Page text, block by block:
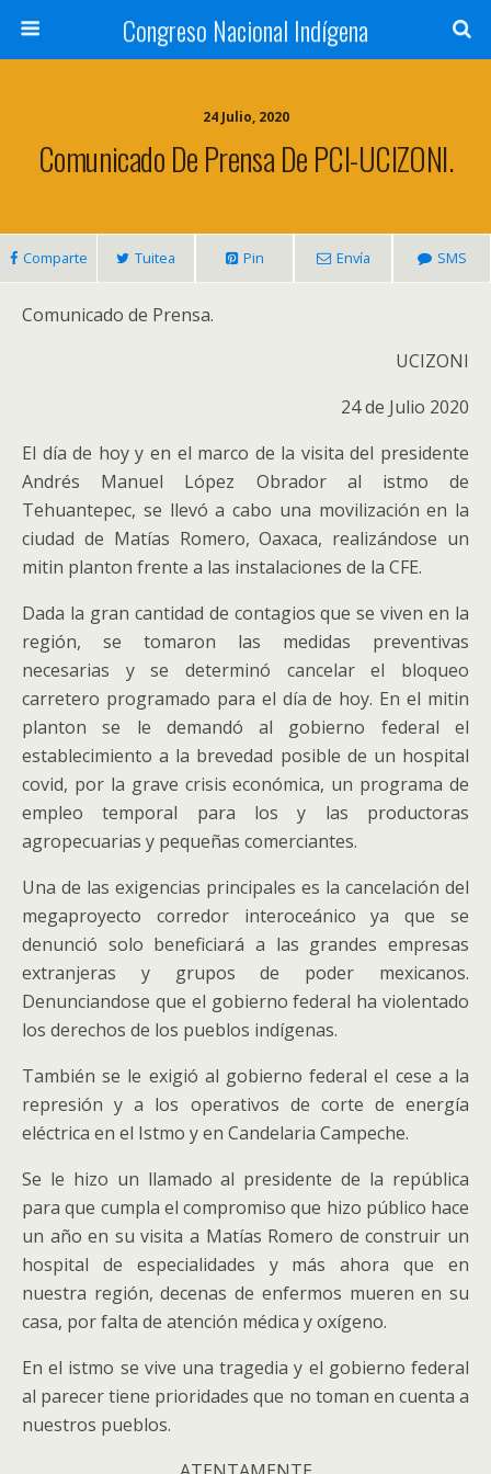
Congreso Nacional Indígena
24 Julio, 2020
Comunicado De Prensa De PCI-UCIZONI.
Comparte Tuitea Pin Envía SMS
Comunicado de Prensa.
UCIZONI
24 de Julio 2020
El día de hoy y en el marco de la visita del presidente
Andrés Manuel López Obrador al istmo de
Tehuantepec, se llevó a cabo una movilización en la
ciudad de Matías Romero, Oaxaca, realizándose un
mitin planton frente a las instalaciones de la CFE.
Dada la gran cantidad de contagios que se viven en la
región, se tomaron las medidas preventivas
necesarias y se determinó cancelar el bloqueo
carretero programado para el día de hoy. En el mitin
planton se le demandó al gobierno federal el
establecimiento a la brevedad posible de un hospital
covid, por la grave crisis económica, un programa de
empleo temporal para los y las productoras
agropecuarias y pequeñas comerciantes.
Una de las exigencias principales es la cancelación del
megaproyecto corredor interoceánico ya que se
denunció solo beneficiará a las grandes empresas
extranjeras y grupos de poder mexicanos.
Denunciandose que el gobierno federal ha violentado
los derechos de los pueblos indígenas.
También se le exigió al gobierno federal el cese a la
represión y a los operativos de corte de energía
eléctrica en el Istmo y en Candelaria Campeche.
Se le hizo un llamado al presidente de la república
para que cumpla el compromiso que hizo público hace
un año en su visita a Matías Romero de construir un
hospital de especialidades y más ahora que en
nuestra región, decenas de enfermos mueren en su
casa, por falta de atención médica y oxígeno.
En el istmo se vive una tragedia y el gobierno federal
al parecer tiene prioridades que no toman en cuenta a
nuestros pueblos.